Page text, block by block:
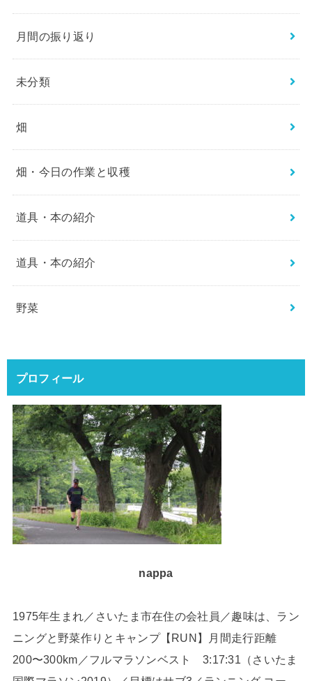
月間の振り返り
未分類
畑
畑・今日の作業と収穫
道具・本の紹介
道具・本の紹介
野菜
プロフィール
nappa
1975年生まれ／さいたま市在住の会社員／趣味は、ラン
ニングと野菜作りとキャンプ【RUN】月間走行距離
200〜300km／フルマラソンベスト 3:17:31（さいたま